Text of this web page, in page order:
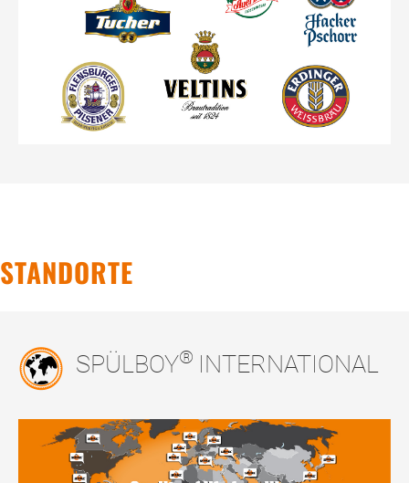
STANDORTE
SPÜLBOY® INTERNATIONAL